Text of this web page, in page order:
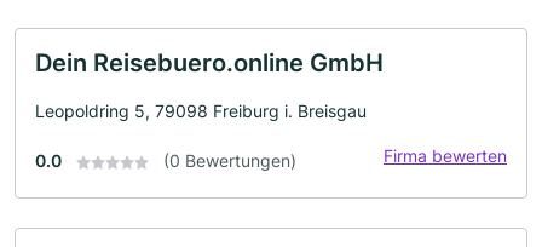
Dein Reisebuero.online GmbH
Leopoldring 5, 79098 Freiburg i. Breisgau
0.0 (0 Bewertungen) Firma bewerten